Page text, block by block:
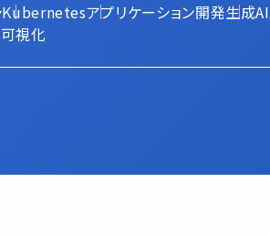
Kubernetesアプリケーション開発生成AI
視化